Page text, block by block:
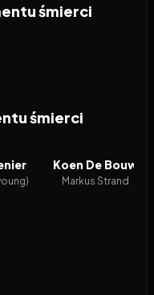
śmierci
śmierci
Koen De Bouw
Markus Strand